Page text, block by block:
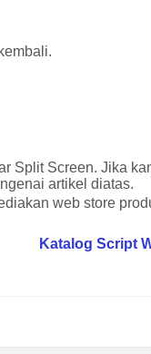
Split Screen. Jika
artikel diatas.
web store
Katalog Script